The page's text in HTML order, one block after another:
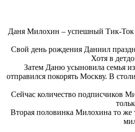
Даня Милохин – успешный Тик-Ток
Свой день рождения Даниил
Хотя в
Затем Даню усыновила семья
отправился покорять Москву. В
Сейчас количество подписчиков
Вторая половинка Милохина то же